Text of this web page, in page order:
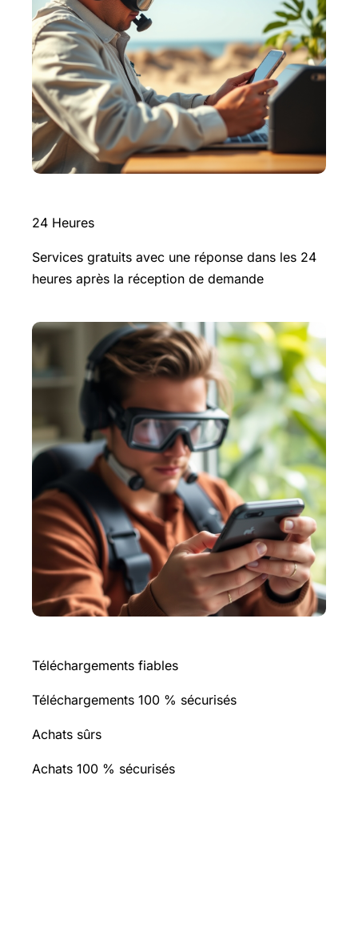
24 Heures
Services gratuits avec une réponse dans les 24
heures après la réception de demande
Téléchargements fiables
Téléchargements 100 % sécurisés
Achats sûrs
Achats 100 % sécurisés